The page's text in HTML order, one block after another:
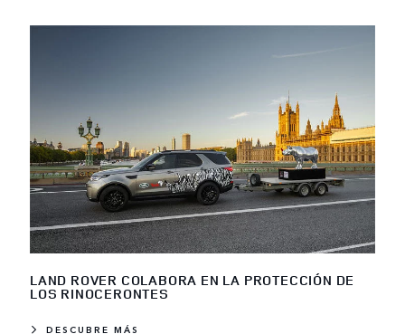
LAND ROVER COLABORA EN LA PROTECCIÓN DE
LOS RINOCERONTES
DESCUBRE MÁS